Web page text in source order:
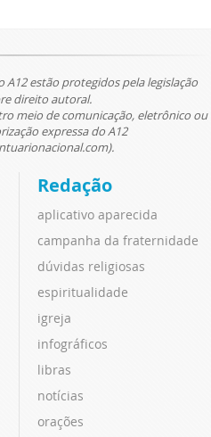
estão protegidos pela legislação
direito autoral.
meio de comunicação, eletrônico ou
expressa do A12
Redação
aplicativo aparecida
campanha da fraternidade
dúvidas religiosas
espiritualidade
igreja
infográficos
libras
notícias
orações